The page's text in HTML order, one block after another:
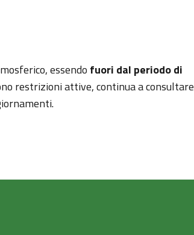
essendo fuori dal periodo di
restrizioni attive, continua a consultare